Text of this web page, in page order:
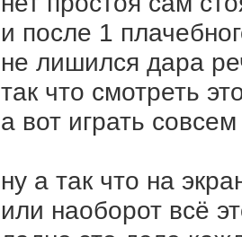
и после 1
не лишился дара
так что смотреть
а вот играть
ну а так что на
или наоборот всё